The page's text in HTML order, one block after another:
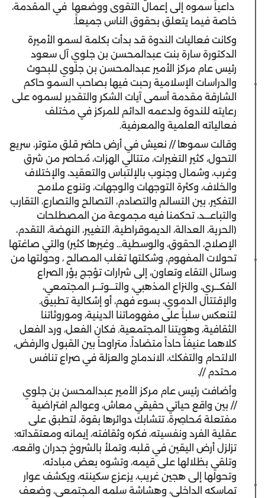
داعياً سموه إلى إعمال التقوى ووضعها في المقدمة،
خاصة فيما يتعلق بحقوق الناس جميعاً.
وكانت فعاليات الندوة قد بدأت بكلمة لسمو الأميرة
الدكتورة سارة بنت عبدالمحسن بن جلوي آل سعود
رئيس عام مركز الأمير عبدالمحسن بن جلوي للبحوث
والدراسات الإسلامية رحبت فيها بصاحب السمو حاكم
الشارقة مقدمة أسمى آيات الشكر والتقدير لسموه على
رعايته للندوة ولدعمه الدائم للمركز في مختلف
فعالياته العلمية والمعرفية.
وقالت سموها // نعيش في أرض حاضر قلق متوتر، سريع
التحول، كثير التغيرات، متتالي الهزات، مُحاصر من شرق
وغرب، وشمال وجنوب بالإلتباس والتعقيد، والإختلاف
والخلاف، وكثرة التوجهات والوجهات، وتنوع ملامح
التفكير، بين التسالم والتصادم، التصالح والتصارع، التقارب
والتباعـــد، تحكمنا فيه مجموعة من المصطلحات
(الحرية، العدالة، الديموقراطية، التغيير، النهضة، التقدم،
الإصلاح، الحقوق، والوسطية... وغيرها كثير) والتي صاغتها
تحولات المفهوم، وشكلتها تغلب المصالح ، وحولتها من
وسائل التقاء وتعاون، إلى شرارات تؤجج بؤر الصراع
الفكـــري، والنزاع المذهبي، والتـــوتـــر المجتمعي،
والإقتتال الدموي، بسوء فهم، أو إشكالية تطبيق.
لتنعكس سلباً على مفهوماتنا الدينية، وموروثاتنا
الثقافية، وهويتنا المجتمعية. فكان الفعل، ورد الفعل
كلاهما عنيفاً حاداً متضاداً. متراوحاً بين القبول والرفض،
الالتحام والتفكك، الاندماج والعزلة في صراع تنافس
محتدم //.
وأضافت رئيس عام مركز الأمير عبدالمحسن بن جلوي
// بين واقع حياتي حقيقي معاش، وعوالم افتراضية
مفتعلة مُحاصِرة، تتشابك دوائرها بقوة، لتطبق على
عقلية الفرد ونفسيته، فكره وثقافته، إيمانه ومعتقداته؛
تزلزل أرض اليقين في قلبه، وتملأ بالشروخ جدران واقعه،
وتلقي بظلالها على قيمه، وتشوه بعض مبادئه،
وتحولها إلى هجين غريب، يزعزع سكينته، ويكشف عوار
تماسكه الداخلي، وهشاشة سلمه المجتمعي، وضعف